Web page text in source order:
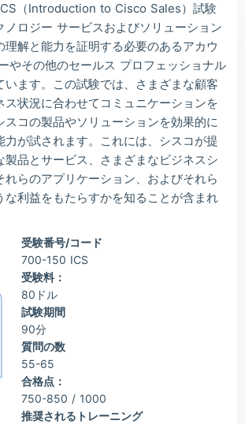
08/07 order Cisco Other ***
08/07 order Cisco Other ***
08/07 order Cisco Other ***
（Introduction to Cisco Sales）試験
ノロジー サービスおよびソリューション
理解と能力を証明する必要のあるアカウ
やその他のセールス プロフェッショナル
います。この試験では、さまざまな顧客
ス状況に合わせてコミュニケーションを
スコの製品やソリューションを効果的に
力が試されます。これには、シスコが提
製品とサービス、さまざまなビジネスシ
れらのアプリケーション、およびそれら
な利益をもたらすかを知ることが含まれ
受験番号/コード
700-150 ICS
受験料：
80ドル
試験期間
90分
質問の数
55-65
合格点：
750-850 / 1000
推奨されるトレーニング